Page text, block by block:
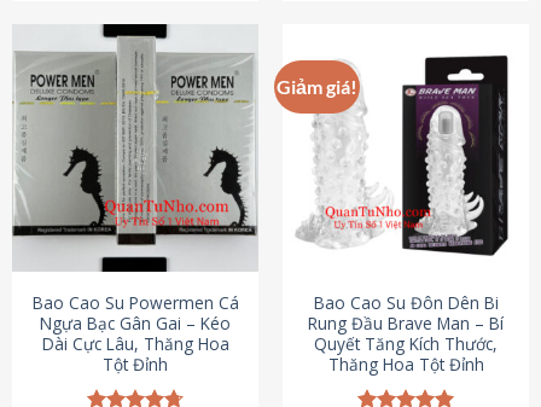
này
có
nhiều
biến
thể.
Các
tùy
chọn
có
chọn
trên
trang
sản
Bao Cao Su Powermen Cá
Ngựa Bạc Gân Gai – Kéo
Dài Cực Lâu, Thăng Hoa
Tột Đỉnh
Giảm giá!
Bao Cao Su Đôn Dên Bi
Rung Đầu Brave Man – Bí
Quyết Tăng Kích Thước,
Thăng Hoa Tột Đỉnh